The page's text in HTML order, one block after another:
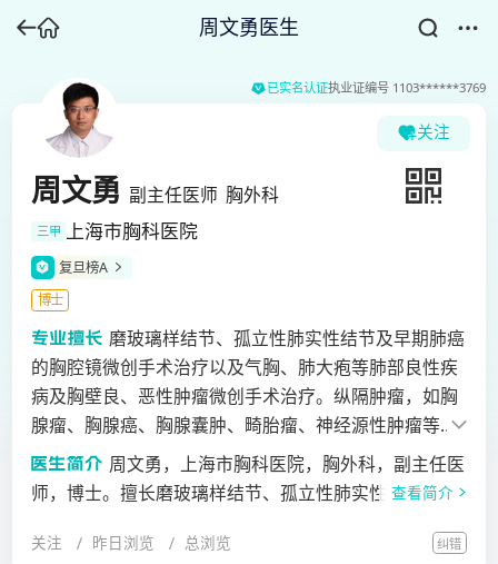
周文勇医生
已实名认证执业证编号 1103******3769
关注
周文勇 副主任医师 胸外科
三甲 上海市胸科医院
复旦榜A
博士
磨玻璃样结节、孤立性肺实性结节及早期肺癌
的胸腔镜微创手术治疗以及气胸、肺大疱等肺部良性疾
病及胸壁良、恶性肿瘤微创手术治疗。纵隔肿瘤，如胸
腺瘤、胸腺癌、胸腺囊肿、畸胎瘤、神经源性肿瘤等的
手术及微创手术治疗。特别擅长局部晚期肺癌化疗、靶
向或免疫诱导治疗后的手术治疗，及高局部分期T3/T4
部纵隔肿瘤的初始手术治疗；终末期肺疾病，如特发性
周文勇，上海市胸科医院，胸外科，副主任医
师，博士。擅长磨玻璃样结节、孤立性肺实性结节及早
良性疾病及胸壁良、恶性肿瘤微创手术治疗。纵隔肿
查看简介
关注 昨日浏览 总浏览 纠错